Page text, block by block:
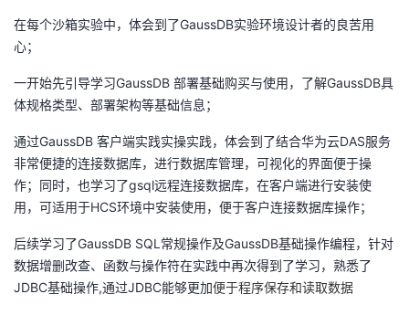
我
的
客
我
论
坛
的
圈
子
我
的
直
播
我
的
活
我
的
我
在每个沙箱实验中，体会到了GaussDB实验环境设计者的良苦用
心；
一开始先引导学习GaussDB 部署基础购买与使用，了解GaussDB具
体规格类型、部署架构等基础信息；
通过GaussDB 客户端实践实操实践，体会到了结合华为云DAS服务
非常便捷的连接数据库，进行数据库管理，可视化的界面便于操
作；同时，也学习了gsql远程连接数据库，在客户端进行安装使
用，可适用于HCS环境中安装使用，便于客户连接数据库操作；
后续学习了GaussDB SQL常规操作及GaussDB基础操作编程，针对
数据增删改查、 函数与操作符在实践中再次得到了学习，熟悉了
JDBC基础操作,通过JDBC能够更加便于程序保存和读取数据